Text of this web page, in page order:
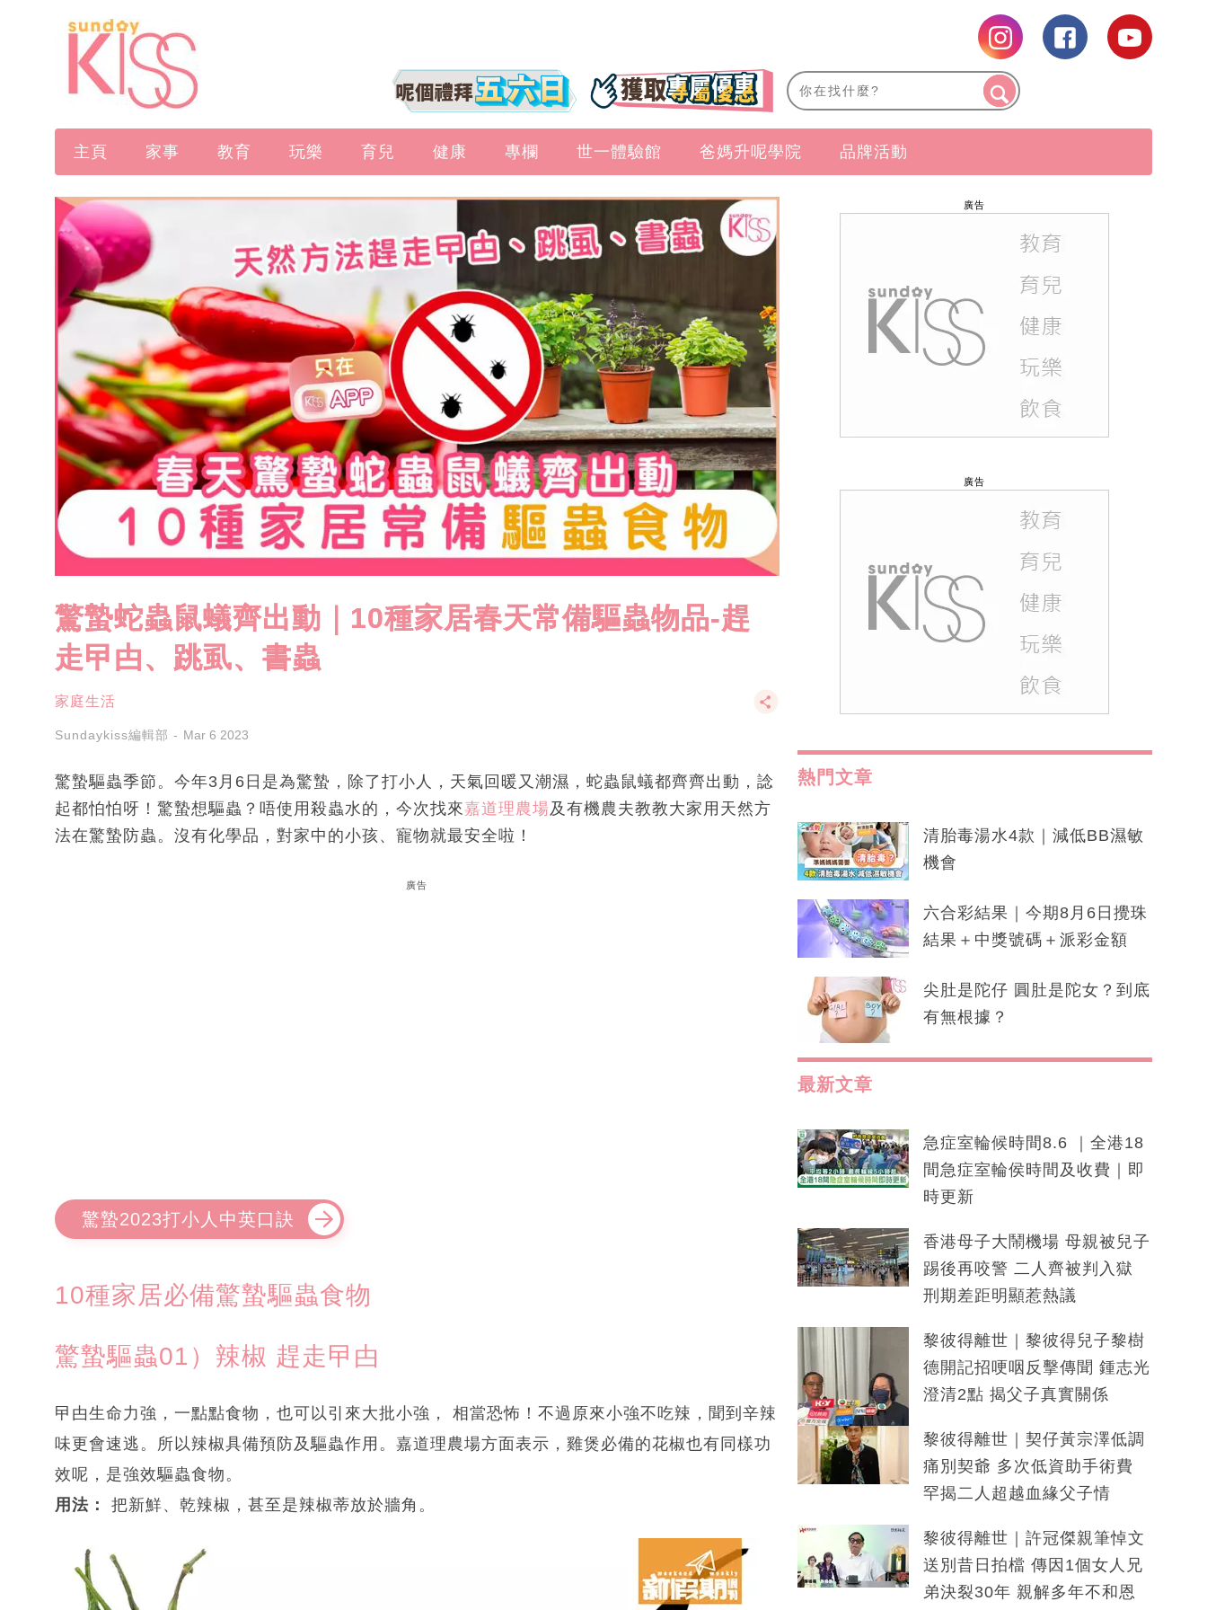
主頁 家事 教育 玩樂 育兒 健康 專欄 世一體驗館 爸媽升呢學院 品牌活動
驚蟄蛇蟲鼠蟻齊出動｜10種家居春天常備驅蟲物品-趕
走曱甴、跳虱、書蟲
家庭生活
Sundaykiss編輯部 Mar 6 2023
驚蟄驅蟲季節。今年3月6日是為驚蟄，除了打小人，天氣回暖又潮濕，蛇蟲鼠蟻都齊齊出動，諗
起都怕怕呀！驚蟄想驅蟲？唔使用殺蟲水的，今次找來嘉道理農場 及有機農夫教教大家用天然方
法在驚蟄防蟲。沒有化學品，對家中的小孩、寵物就最安全啦！
廣告
驚蟄2023打小人中英口訣
10種家居必備驚蟄驅蟲食物
驚蟄驅蟲01）辣椒 趕走曱甴
曱甴生命力強，一點點食物，也可以引來大批小強， 相當恐怖！不過原來小強不吃辣，聞到辛辣
味更會速逃。所以辣椒具備預防及驅蟲作用。嘉道理農場方面表示，雞煲必備的花椒也有同樣功
效呢，是強效驅蟲食物。
用法：
把新鮮、乾辣椒，甚至是辣椒蒂放於牆角。
廣告
廣告
熱門文章
清胎毒湯水4款｜減低BB濕敏
機會
六合彩結果｜今期8月6日攪珠
結果＋中獎號碼＋派彩金額
尖肚是陀仔 圓肚是陀女？到底
有無根據？
最新文章
急症室輪候時間8.6 ｜全港18
間急症室輪侯時間及收費｜即
時更新
香港母子大鬧機場 母親被兒子
踢後再咬警 二人齊被判入獄
刑期差距明顯惹熱議
黎彼得離世｜黎彼得兒子黎樹
德開記招哽咽反擊傳聞 鍾志光
澄清2點 揭父子真實關係
黎彼得離世｜契仔黃宗澤低調
痛別契爺 多次低資助手術費
罕揭二人超越血緣父子情
黎彼得離世｜許冠傑親筆悼文
送別昔日拍檔 傳因1個女人兄
弟決裂30年 親解多年不和恩